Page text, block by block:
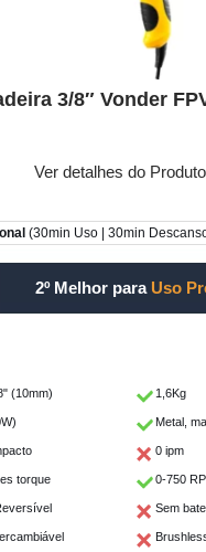
3/8″ Vonder
Ver detalhes do Produto
(30min Uso | 30min
2º Melhor para Uso
(10mm) 1,6Kg
Metal,
0 ipm
torque 0-750
Sem